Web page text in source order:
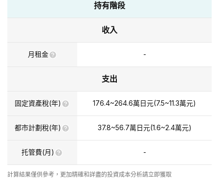
持有階段
收入
月租金 -
支出
固定資產稅(年) 176.4~264.6萬日元(7.5~11.3萬元)
都市計劃稅(年) 37.8~56.7萬日元(1.6~2.4萬元)
托管費(月) -
計算結果僅供參考，更加精確和詳盡的投資成本分析請立即獲取